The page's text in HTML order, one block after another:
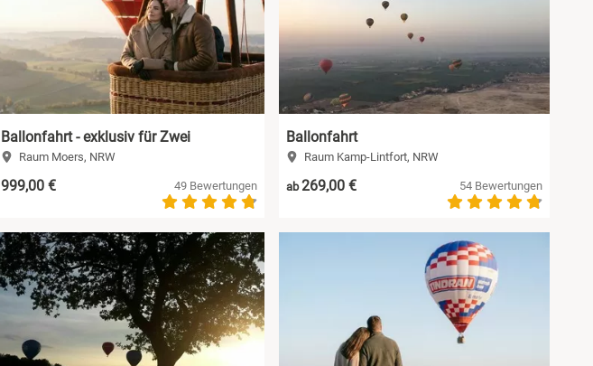
Ballonfahrt - exklusiv für Zwei
Raum Moers, NRW
999,00 € 49 Bewertungen
Ballonfahrt
Raum Kamp-Lintfort, NRW
ab269,00 € 54 Bewertungen